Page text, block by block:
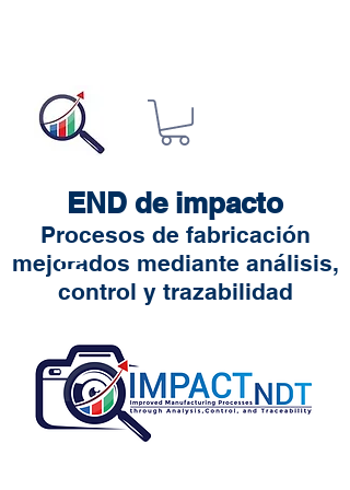
END de impacto
Procesos de fabricación
mejorados mediante análisis,
control y trazabilidad